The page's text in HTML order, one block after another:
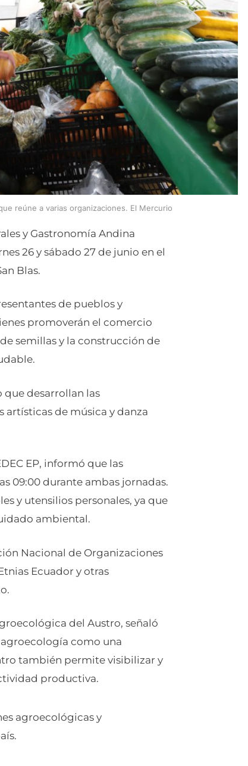
reúne a varias organizaciones. El Mercurio
y Gastronomía Andina
26 y sábado 27 de junio en el
Blas.
de pueblos y
promoverán el comercio
semillas y la construcción de
desarrollan las
de música y danza
EP, informó que las
09:00 durante ambas jornadas.
y utensilios personales, ya que
ambiental.
Nacional de Organizaciones
Ecuador y otras
del Austro, señaló
como una
también permite visibilizar y
productiva.
agroecológicas y